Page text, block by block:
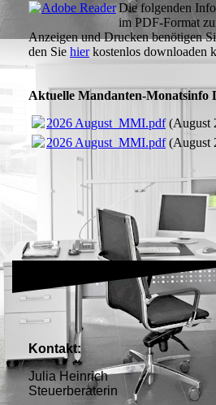
Die folgenden
im PDF-Format
Anzeigen und Drucken benötigen
den Sie hierkostenlos downloaden
Aktuelle Mandanten-Monatsinfo
2026 August_MMI.pdf(August
2026 August_MMI.pdf(August
Kontakt:
Julia Heinrich
Steuerberaterin